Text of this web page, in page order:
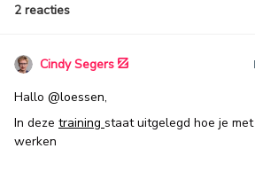
2 reacties
Cindy Segers
Hallo @loessen,
In deze training staat uitgelegd hoe je
werken